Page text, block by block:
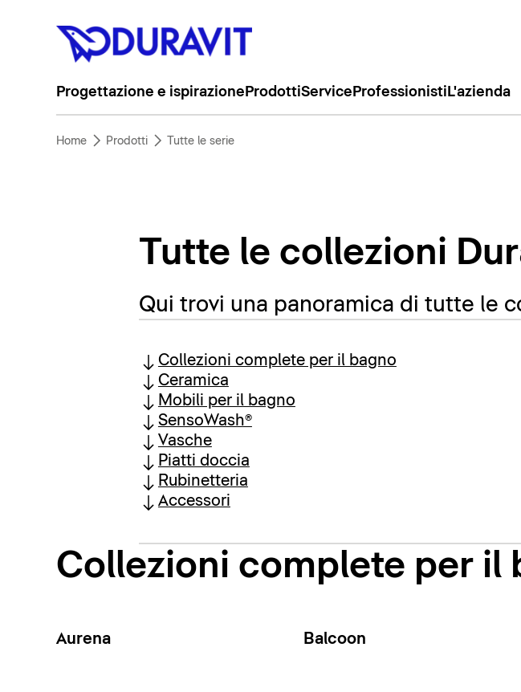
Progettazione e ispirazione ProdottiService Professionisti L'azienda
Home Prodotti Tutte le serie
Tutte le collezioni
Qui trovi una panoramica di tutte le
Collezioni complete per il bagno
Ceramica
Mobili per il bagno
SensoWash®
Vasche
Piatti doccia
Rubinetteria
Accessori
Collezioni complete per il
Aurena Balcoon